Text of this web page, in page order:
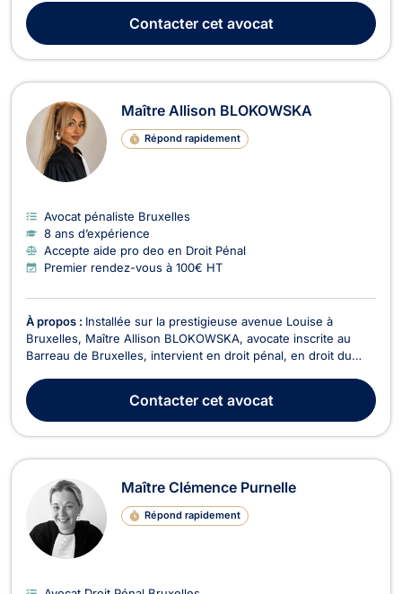
Contactercet avocat
Maître Allison BLOKOWSKA
Répond rapidement
Avocat pénaliste Bruxelles
8 ans d’expérience
Accepte aide pro deo en Droit Pénal
Premier rendez-vous à 100€ HT
À propos : Installée sur la prestigieuse avenue Louise à
Bruxelles, Maître Allison BLOKOWSKA, avocate inscrite au
Barreau de Bruxelles, intervient en droit pénal, en droit du
divorce ainsi qu'en droit de la jeunesse. Diplômée d'un master
en droit obtenu avec grande distinc...
Contactercet avocat
Maître Clémence Purnelle
Répond rapidement